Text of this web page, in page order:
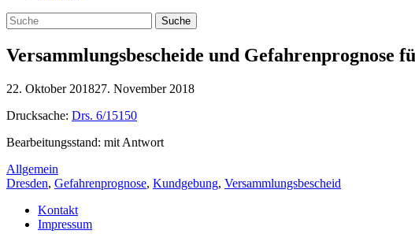
Versammlungsbescheide und Gefahrenprognose
22. Oktober 201827. November 2018
Drucksache: Drs. 6/15150
Bearbeitungsstand: mit Antwort
Allgemein
Dresden, Gefahrenprognose, Kundgebung, Versammlungsbescheid
Kontakt
Impressum